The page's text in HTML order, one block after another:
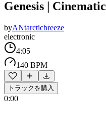
Genesis | Cinematic
byANtarcticbreeze
electronic
4:05
140 BPM
トラックを購入
0:00